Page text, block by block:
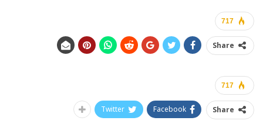
717
Share
717
Share
Facebook
Twitter